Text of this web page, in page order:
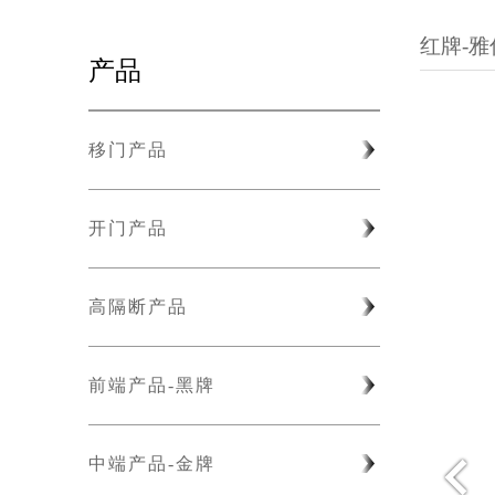
产品
移门产品
开门产品
高隔断产品
前端产品-黑牌
中端产品-金牌
红牌-雅